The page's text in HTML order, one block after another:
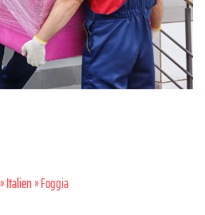
»Italien» Foggia